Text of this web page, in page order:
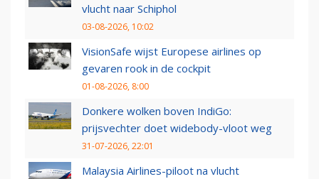
vlucht naar Schiphol
03-08-2026, 10:02
VisionSafe wijst Europese airlines op
gevaren rook in de cockpit
01-08-2026, 8:00
Donkere wolken boven IndiGo:
prijsvechter doet widebody-vloot weg
31-07-2026, 22:01
Malaysia Airlines-piloot na vlucht